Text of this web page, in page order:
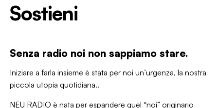
Sostieni
Senza radio noi non sappiamo stare.
Iniziare a farla insieme è stata per noi un’urgenza, la nostra
piccola utopia quotidiana..
NEU RADIO è nata per espandere quel “noi” originario